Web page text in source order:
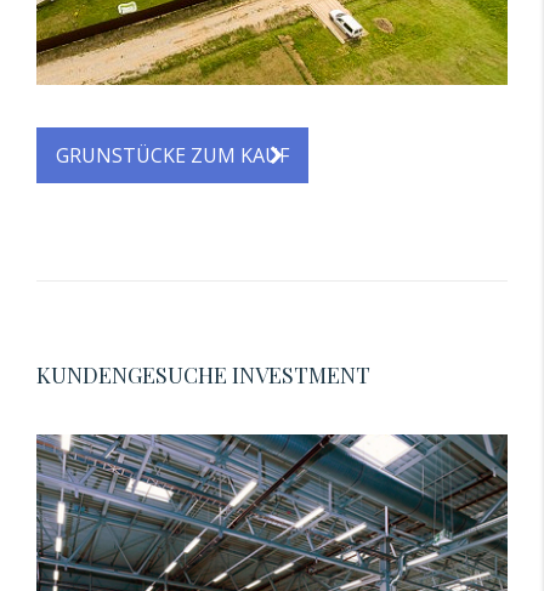
GRUNSTÜCKE ZUM KAUF
KUNDENGESUCHE INVESTMENT